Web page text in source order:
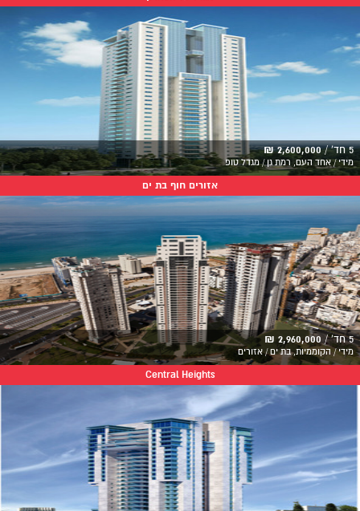
5 חד' / 2,600,000 ₪
מידי / אחד העם, רמת גן / מגדל טופ
אזורים חוף בת ים
5 חד' / 2,960,000 ₪
מידי / הקוממיות, בת ים / אזורים
Central Heights